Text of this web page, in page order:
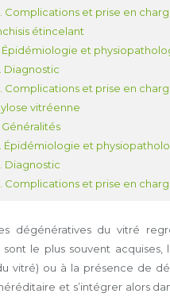
Complications et prise en
étincelant
Épidémiologie et
Diagnostic
Complications et prise en
vitréenne
Généralités
Épidémiologie et
Diagnostic
Complications et prise en
dégénératives du vitré
sont le plus souvent
vitré) ou à la présence de
et s’intégrer alors